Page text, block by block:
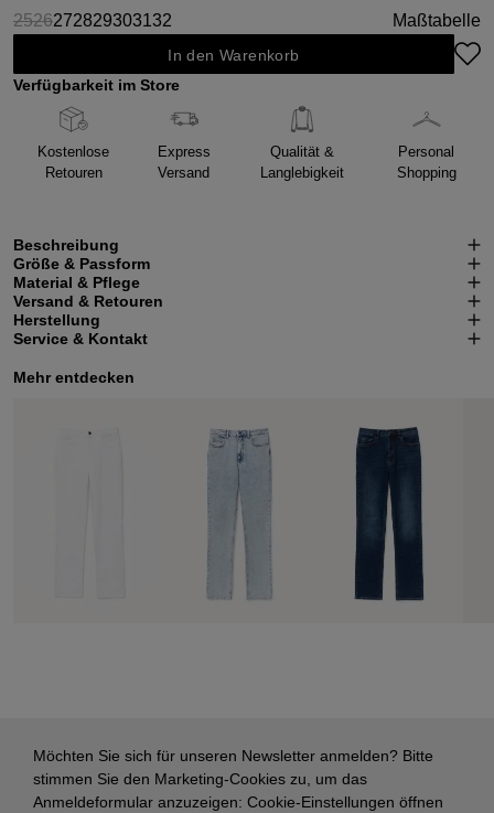
25
(Diese Option ist zurzeit nicht verfügbar.)
26
(Diese Option ist zurzeit nicht verfügbar.)
272829303132 Maßtabelle
In den Warenkorb
Verfügbarkeit im Store
Kostenlose
Retouren
Express
Versand
Qualität &
Langlebigkeit
Personal
Shopping
Beschreibung
Größe & Passform
Material & Pflege
Versand & Retouren
Herstellung
Service & Kontakt
Mehr entdecken
Möchten Sie sich für unseren Newsletter anmelden? Bitte
stimmen Sie den Marketing-Cookies zu, um das
Anmeldeformular anzuzeigen: Cookie-Einstellungen öffnen